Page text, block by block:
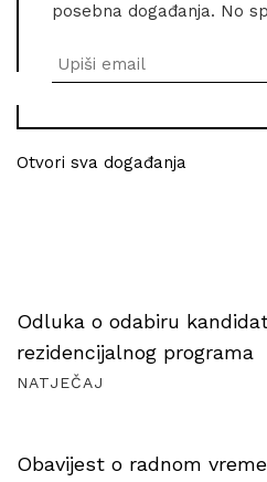
posebna događanja. No
Otvori sva događanja
Odluka o odabiru
rezidencijalnog programa
NATJEČAJ
Obavijest o radnom